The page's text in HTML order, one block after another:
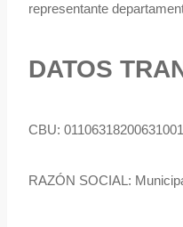
representante
DATOS
CBU:
RAZÓN SOCIAL: